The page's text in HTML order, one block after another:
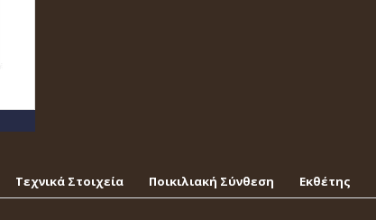
Τεχνικά Στοιχεία Ποικιλιακή Σύνθεση Εκθέτης